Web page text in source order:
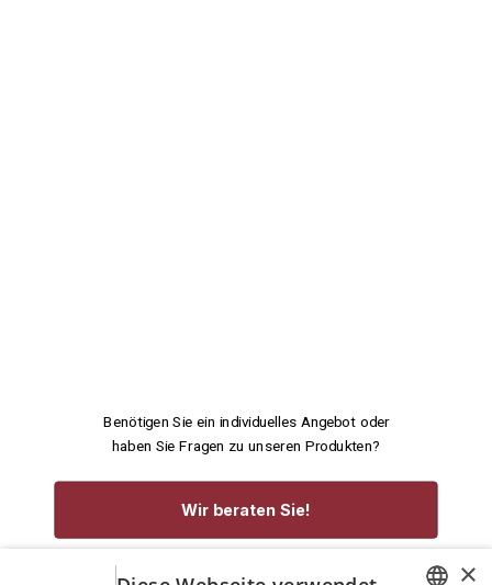
Benötigen Sie ein individuelles Angebot oder
haben Sie Fragen zu unseren Produkten?
Wir beraten Sie!
service@rennecke-medic.com +49 1573 933272 ×